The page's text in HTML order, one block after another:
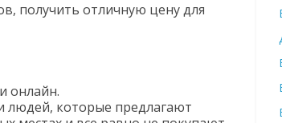
получить отличную цену для
онлайн.
людей, которые предлагают